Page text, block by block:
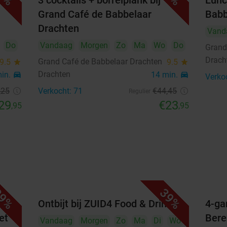
Do
9.5 star
directions_car
,95
Grand Café de Babbelaar
Drachten
Vandaag Morgen Zo Ma Wo
Do
Grand Café de Babbelaar Drachten 9.5 star
Drachten 14 min. directions_car
Verkocht: 71 €44,45
€23,95
39%
Ontbijt bij ZUID4 Food & Drinks
Vandaag Morgen Zo Ma Di Wo
4-
3 4
17 18 22 23
29 30
4-gangendiner of -lunch €42,95
5-gangendiner of -lunch €49,95
6-gangendiner of -lunch €56,95